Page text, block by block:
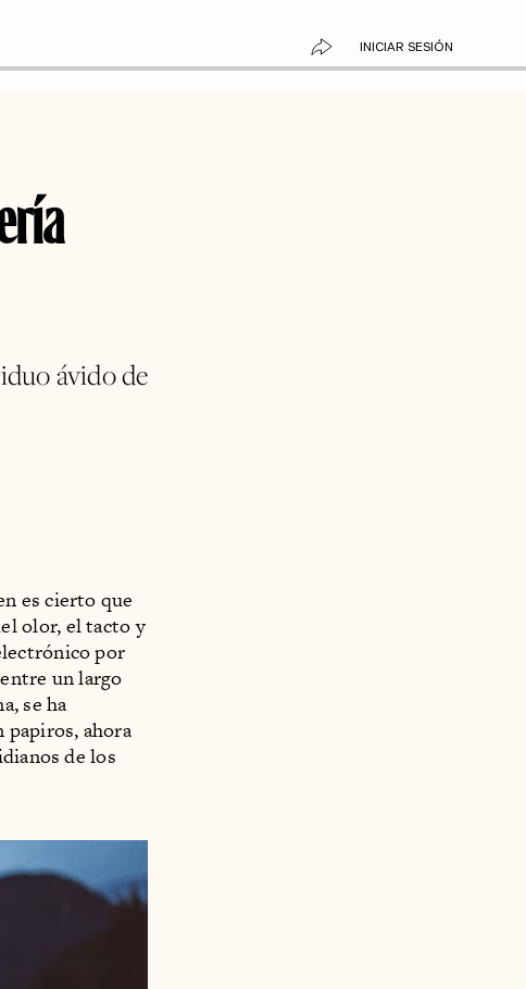
INICIAR SESIÓN
ávido de
es cierto que
olor, el tacto y
por
un largo
se ha
papiros, ahora
de los